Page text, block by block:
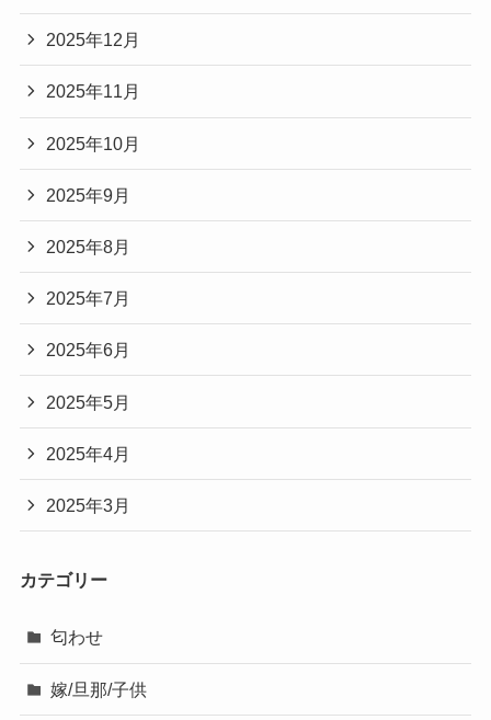
2025年12月
2025年11月
2025年10月
2025年9月
2025年8月
2025年7月
2025年6月
2025年5月
2025年4月
2025年3月
カテゴリー
匂わせ
嫁/旦那/子供